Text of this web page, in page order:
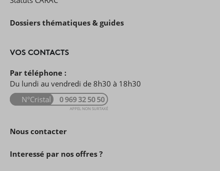
Dossiers thématiques & guides
VOS CONTACTS
Par téléphone :
Du lundi au vendredi de 8h30 à 18h30
N°Cristal
0 969 32 50 50
APPEL NON SURTAXÉ
Nous contacter
Interessé par nos offres ?